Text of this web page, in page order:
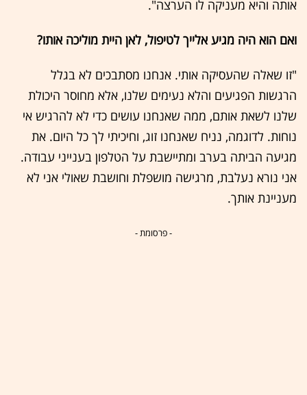
אותה והיא מעניקה לו הערצה".
ואם הוא היה מגיע אלייך לטיפול, לאן היית מוליכה אותו?
"זו שאלה שהעסיקה אותי. אנחנו מסתבכים לא בגלל
הרגשות הפגיעים והלא נעימים שלנו, אלא מחוסר היכולת
שלנו לשאת אותם, ממה שאנחנו עושים כדי לא להרגיש אי
נוחות. לדוגמה, נניח שאנחנו זוג, וחיכיתי לך כל היום. את
מגיעה הביתה בערב ומתיישבת על הטלפון בענייני עבודה.
אני נורא נעלבת, מרגישה מושפלת וחושבת שאולי אני לא
מעניינת אותך.
- פרסומת -